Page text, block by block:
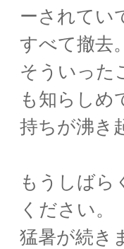
ーされてい
すべて撤去
そういった
も知らしめ
持ちが沸き
もうしばら
ください。
猛暑が続き